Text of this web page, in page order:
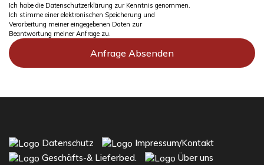
Ich habe die Datenschutzerklärung zur Kenntnis genommen.
Ich stimme einer elektronischen Speicherung und
Verarbeitung meiner eingegebenen Daten zur
Beantwortung meiner Anfrage zu.
Anfrage Absenden
Datenschutz
Impressum/Kontakt
Geschäfts-& Lieferbed.
Über uns